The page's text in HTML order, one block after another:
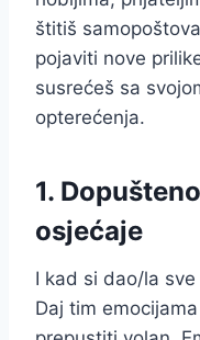
štitiš
pojaviti nove
susrećeš sa
opterećenja.
1.
osjećaje
I kad si dao/la
Daj tim